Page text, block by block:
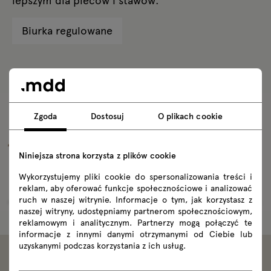
Biurka regulowane
Zgoda Dostosuj O plikach cookie
Niniejsza strona korzysta z plików cookie
Wykorzystujemy pliki cookie do spersonalizowania treści i
reklam, aby oferować funkcje społecznościowe i analizować
ruch w naszej witrynie. Informacje o tym, jak korzystasz z
naszej witryny, udostępniamy partnerom społecznościowym,
reklamowym i analitycznym. Partnerzy mogą połączyć te
informacje z innymi danymi otrzymanymi od Ciebie lub
uzyskanymi podczas korzystania z ich usług.